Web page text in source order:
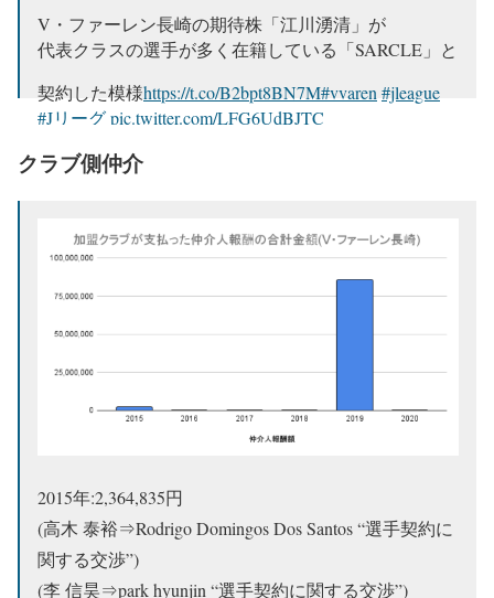
V・ファーレン長崎の期待株「江川湧清」が
代表クラスの選手が多く在籍している「SARCLE」と
契約した模様https://t.co/B2bpt8BN7M#vvaren #jleague
#Jリーグpic.twitter.com/LFG6UdBJTC
— jun jun@im not agent (@junjunjun351)
クラブ側仲介
2015年:2,364,835円
(高木 泰裕⇒Rodrigo Domingos Dos Santos “選手契約に
関する交渉”)
(李 信昊⇒park hyunjin “選手契約に関する交渉”)